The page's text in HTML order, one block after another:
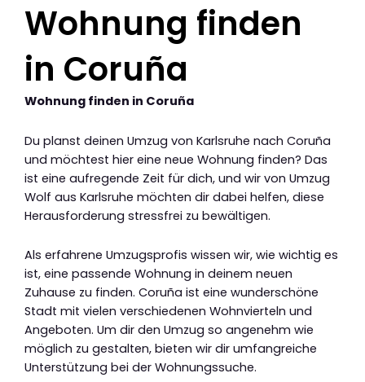
Wohnung finden
in Coruña
Wohnung finden in Coruña
Du planst deinen Umzug von Karlsruhe nach Coruña
und möchtest hier eine neue Wohnung finden? Das
ist eine aufregende Zeit für dich, und wir von Umzug
Wolf aus Karlsruhe möchten dir dabei helfen, diese
Herausforderung stressfrei zu bewältigen.
Als erfahrene Umzugsprofis wissen wir, wie wichtig es
ist, eine passende Wohnung in deinem neuen
Zuhause zu finden. Coruña ist eine wunderschöne
Stadt mit vielen verschiedenen Wohnvierteln und
Angeboten. Um dir den Umzug so angenehm wie
möglich zu gestalten, bieten wir dir umfangreiche
Unterstützung bei der Wohnungssuche.